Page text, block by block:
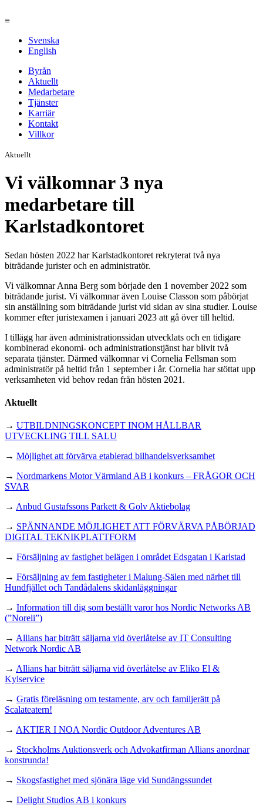
≡
Svenska
English
Byrån
Aktuellt
Medarbetare
Tjänster
Karriär
Kontakt
Villkor
Aktuellt
Vi välkomnar 3 nya
medarbetare till
Karlstadkontoret
Sedan hösten 2022 har Karlstadkontoret rekryterat två nya
biträdande jurister och en administratör.
Vi välkomnar Anna Berg som började den 1 november 2022 som
biträdande jurist. Vi välkomnar även Louise Classon som påbörjat
sin anställning som biträdande jurist vid sidan av sina studier. Louise
kommer efter juristexamen i januari 2023 att gå över till heltid.
I tillägg har även administrationssidan utvecklats och en tidigare
kombinerad ekonomi- och administrationstjänst har blivit två
separata tjänster. Därmed välkomnar vi Cornelia Fellsman som
administratör på heltid från 1 september i år. Cornelia har stöttat upp
verksamheten vid behov redan från hösten 2021.
Aktuellt
→ UTBILDNINGSKONCEPT INOM HÅLLBAR
UTVECKLING TILL SALU
→ Möjlighet att förvärva etablerad bilhandelsverksamhet
→ Nordmarkens Motor Värmland AB i konkurs – FRÅGOR OCH
SVAR
→ Anbud Gustafssons Parkett & Golv Aktiebolag
→ SPÄNNANDE MÖJLIGHET ATT FÖRVÄRVA PÅBÖRJAD
DIGITAL TEKNIKPLATTFORM
→ Försäljning av fastighet belägen i området Edsgatan i Karlstad
→ Försäljning av fem fastigheter i Malung-Sälen med närhet till
Hundfjället och Tandådalens skidanläggningar
→ Information till dig som beställt varor hos Nordic Networks AB
(”Noreli”)
→ Allians har biträtt säljarna vid överlåtelse av IT Consulting
Network Nordic AB
→ Allians har biträtt säljarna vid överlåtelse av Eliko El &
Kylservice
→ Gratis föreläsning om testamente, arv och familjerätt på
Scalateatern!
→ AKTIER I NOA Nordic Outdoor Adventures AB
→ Stockholms Auktionsverk och Advokatfirman Allians anordnar
konstrunda!
→ Skogsfastighet med sjönära läge vid Sundängssundet
→ Delight Studios AB i konkurs